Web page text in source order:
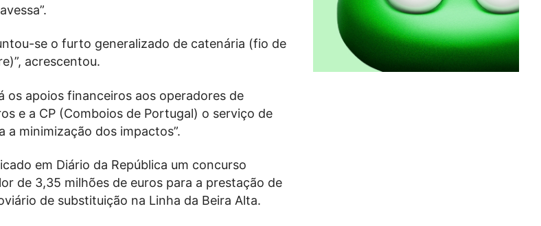
se o furto generalizado de catenária (fio de
acrescentou.
os apoios financeiros aos operadores de
e a CP (Comboios de Portugal) o serviço de
a minimização dos impactos”.
em Diário da República um concurso
de 3,35 milhões de euros para a prestação de
de substituição na Linha da Beira Alta.